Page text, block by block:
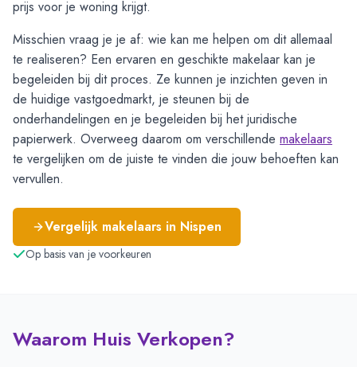
prijs voor je woning krijgt.
Misschien vraag je je af: wie kan me helpen om dit allemaal
te realiseren? Een ervaren en geschikte makelaar kan je
begeleiden bij dit proces. Ze kunnen je inzichten geven in
de huidige vastgoedmarkt, je steunen bij de
onderhandelingen en je begeleiden bij het juridische
papierwerk. Overweeg daarom om verschillende makelaars
te vergelijken om de juiste te vinden die jouw behoeften kan
vervullen.
Vergelijk makelaars in Nispen
Op basis van je voorkeuren
Waarom Huis Verkopen?